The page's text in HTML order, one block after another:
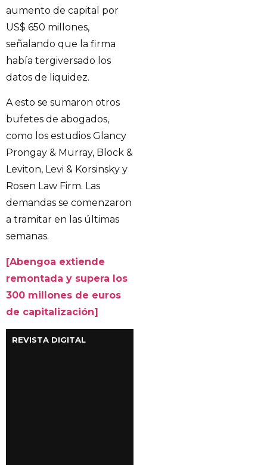
aumento de capital por
US$ 650 millones,
señalando que la firma
había tergiversado los
datos de liquidez.
A esto se sumaron otros
bufetes de abogados,
como los estudios Glancy
Prongay & Murray, Block &
Leviton, Levi & Korsinsky y
Rosen Law Firm. Las
demandas se comenzaron
a tramitar en las últimas
semanas.
[Abengoa extiende
remontada y supera los
300 millones de euros
de capitalización]
REVISTA DIGITAL